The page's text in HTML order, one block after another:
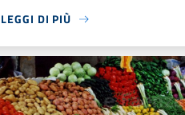
LEGGI DI PIÙ